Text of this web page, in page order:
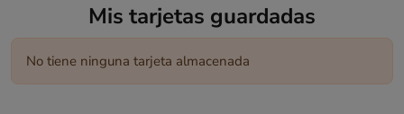
Mis tarjetas guardadas
No tiene ninguna tarjeta almacenada